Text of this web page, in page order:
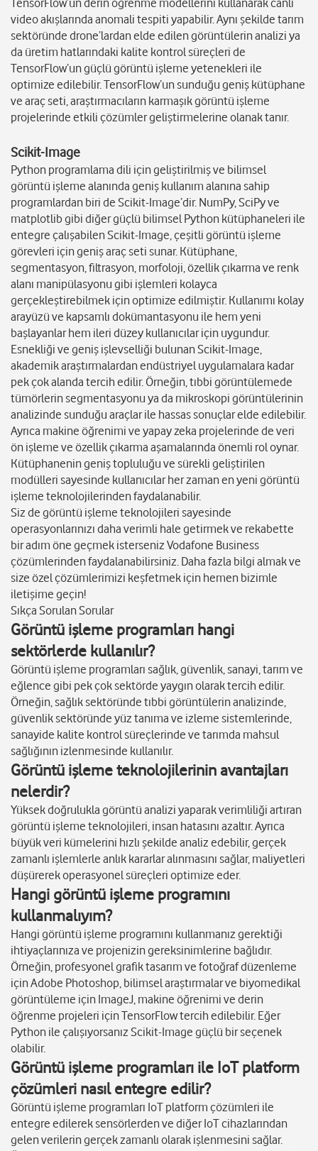
TensorFlow’un derin öğrenme modellerini kullanarak canlı
video akışlarında anomali tespiti yapabilir. Aynı şekilde tarım
sektöründe drone’lardan elde edilen görüntülerin analizi ya
da üretim hatlarındaki kalite kontrol süreçleri de
TensorFlow’un güçlü görüntü işleme yetenekleri ile
optimize edilebilir. TensorFlow’un sunduğu geniş kütüphane
ve araç seti, araştırmacıların karmaşık görüntü işleme
projelerinde etkili çözümler geliştirmelerine olanak tanır.
Scikit-Image
Python programlama dili için geliştirilmiş ve bilimsel
görüntü işleme alanında geniş kullanım alanına sahip
programlardan biri de Scikit-Image’dir. NumPy, SciPy ve
matplotlib gibi diğer güçlü bilimsel Python kütüphaneleri ile
entegre çalışabilen Scikit-Image, çeşitli görüntü işleme
görevleri için geniş araç seti sunar. Kütüphane,
segmentasyon, filtrasyon, morfoloji, özellik çıkarma ve renk
alanı manipülasyonu gibi işlemleri kolayca
gerçekleştirebilmek için optimize edilmiştir. Kullanımı kolay
arayüzü ve kapsamlı dokümantasyonu ile hem yeni
başlayanlar hem ileri düzey kullanıcılar için uygundur.
Esnekliği ve geniş işlevselliği bulunan Scikit-Image,
akademik araştırmalardan endüstriyel uygulamalara kadar
pek çok alanda tercih edilir. Örneğin, tıbbi görüntülemede
tümörlerin segmentasyonu ya da mikroskopi görüntülerinin
analizinde sunduğu araçlar ile hassas sonuçlar elde edilebilir.
Ayrıca makine öğrenimi ve yapay zeka projelerinde de veri
ön işleme ve özellik çıkarma aşamalarında önemli rol oynar.
Kütüphanenin geniş topluluğu ve sürekli geliştirilen
modülleri sayesinde kullanıcılar her zaman en yeni görüntü
işleme teknolojilerinden faydalanabilir.
Siz de görüntü işleme teknolojileri sayesinde
operasyonlarınızı daha verimli hale getirmek ve rekabette
bir adım öne geçmek isterseniz Vodafone Business
çözümlerinden faydalanabilirsiniz. Daha fazla bilgi almak ve
size özel çözümlerimizi keşfetmek için hemen bizimle
iletişime geçin!
Sıkça Sorulan Sorular
Görüntü işleme programları hangi
sektörlerde kullanılır?
Görüntü işleme programları sağlık, güvenlik, sanayi, tarım ve
eğlence gibi pek çok sektörde yaygın olarak tercih edilir.
Örneğin, sağlık sektöründe tıbbi görüntülerin analizinde,
güvenlik sektöründe yüz tanıma ve izleme sistemlerinde,
sanayide kalite kontrol süreçlerinde ve tarımda mahsul
sağlığının izlenmesinde kullanılır.
Görüntü işleme teknolojilerinin avantajları
nelerdir?
Yüksek doğrulukla görüntü analizi yaparak verimliliği artıran
görüntü işleme teknolojileri, insan hatasını azaltır. Ayrıca
büyük veri kümelerini hızlı şekilde analiz edebilir, gerçek
zamanlı işlemlerle anlık kararlar alınmasını sağlar, maliyetleri
düşürerek operasyonel süreçleri optimize eder.
Hangi görüntü işleme programını
kullanmalıyım?
Hangi görüntü işleme programını kullanmanız gerektiği
ihtiyaçlarınıza ve projenizin gereksinimlerine bağlıdır.
Örneğin, profesyonel grafik tasarım ve fotoğraf düzenleme
için Adobe Photoshop, bilimsel araştırmalar ve biyomedikal
görüntüleme için ImageJ, makine öğrenimi ve derin
öğrenme projeleri için TensorFlow tercih edilebilir. Eğer
Python ile çalışıyorsanız Scikit-Image güçlü bir seçenek
olabilir.
Görüntü işleme programları ile IoT platform
çözümleri nasıl entegre edilir?
Görüntü işleme programları IoT platform çözümleri ile
entegre edilerek sensörlerden ve diğer IoT cihazlarından
gelen verilerin gerçek zamanlı olarak işlenmesini sağlar.